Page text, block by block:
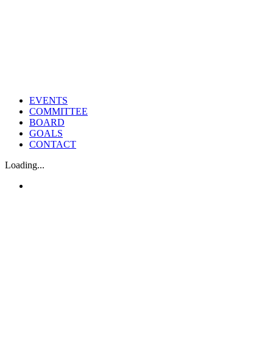
EVENTS
COMMITTEE
BOARD
GOALS
CONTACT
Loading...